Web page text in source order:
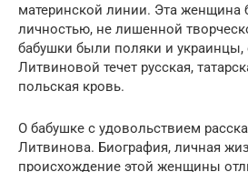
материнской линии. Эта женщина
личностью, не лишенной
бабушки были поляки и украинцы,
Литвиновой течет русская,
польская кровь.
О бабушке с удовольствием
Литвинова. Биография, личная
происхождение этой женщины